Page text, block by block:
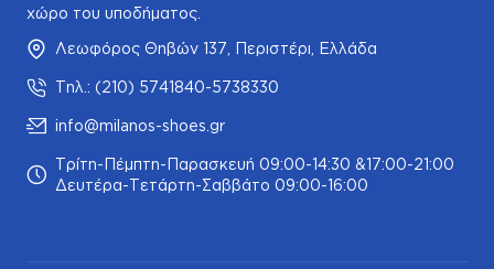
χώρο του υποδήματος.
Λεωφόρος Θηβών 137, Περιστέρι, Ελλάδα
Τηλ.: (210) 5741840-5738330
info@milanos-shoes.gr
Τρίτη-Πέμπτη-Παρασκευή 09:00-14:30 &17:00-21:00
Δευτέρα-Τετάρτη-Σαββάτο 09:00-16:00